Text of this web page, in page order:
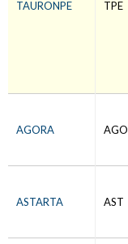
TAURONPE TPE
AGORA AGO
ASTARTA AST